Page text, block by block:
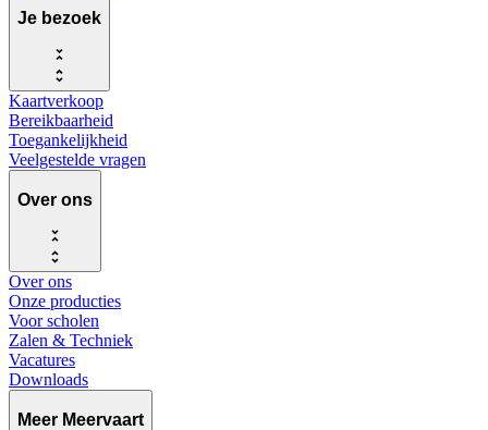
Je bezoek
Kaartverkoop
Bereikbaarheid
Toegankelijkheid
Veelgestelde vragen
Over ons
Over ons
Onze producties
Voor scholen
Zalen & Techniek
Vacatures
Downloads
Meer Meervaart